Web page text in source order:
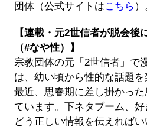
団体（公式サイトはこちら ）
【連載・元2世信者が脱会後
（#なや性）】
宗教団体の元「2世信者」で
は、幼い頃から性的な話題を
最近、思春期に差し掛かっ
ています。下ネタブーム、
どう正しい情報を伝えれば